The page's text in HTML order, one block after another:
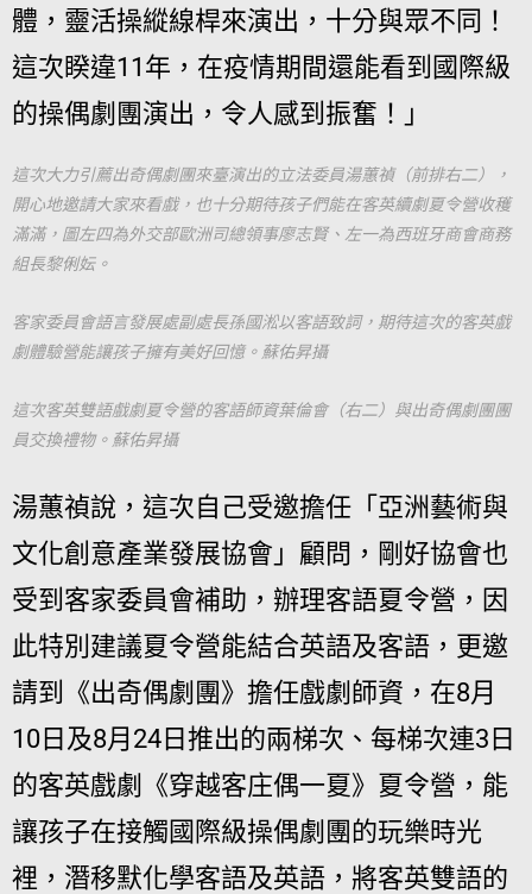
體，靈活操縱線桿來演出，十分與眾不同！
這次睽違11年，在疫情期間還能看到國際級
的操偶劇團演出，令人感到振奮！」
這次大力引薦出奇偶劇團來臺演出的立法委員湯蕙禎（前排右二），
開心地邀請大家來看戲，也十分期待孩子們能在客英續劇夏令營收穫
滿滿，圖左四為外交部歐洲司總領事廖志賢、左一為西班牙商會商務
組長黎俐妘。
客家委員會語言發展處副處長孫國淞以客語致詞，期待這次的客英戲
劇體驗營能讓孩子擁有美好回憶。蘇佑昇攝
這次客英雙語戲劇夏令營的客語師資葉倫會（右二）與出奇偶劇團團
員交換禮物。蘇佑昇攝
湯蕙禎說，這次自己受邀擔任「亞洲藝術與
文化創意產業發展協會」顧問，剛好協會也
受到客家委員會補助，辦理客語夏令營，因
此特別建議夏令營能結合英語及客語，更邀
請到《出奇偶劇團》擔任戲劇師資，在8月
10日及8月24日推出的兩梯次、每梯次連3日
的客英戲劇《穿越客庄偶一夏》夏令營，能
讓孩子在接觸國際級操偶劇團的玩樂時光
裡，潛移默化學客語及英語，將客英雙語的